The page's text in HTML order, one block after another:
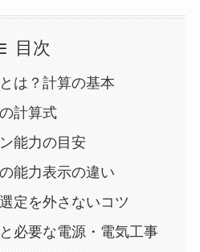
目次
は？計算の基本
計算式
能力の目安
能力表示の違い
定を外さないコツ
必要な電源・電気工事